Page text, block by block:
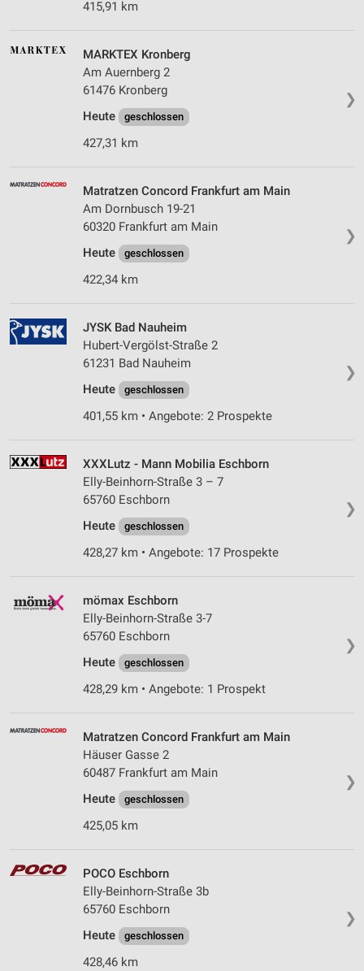
415,91 km
❯
MARKTEX Kronberg
Am Auernberg 2
61476 Kronberg
Heute
geschlossen
427,31 km
❯
Matratzen Concord Frankfurt am Main
Am Dornbusch 19-21
60320 Frankfurt am Main
Heute
geschlossen
422,34 km
❯
JYSK Bad Nauheim
Hubert-Vergölst-Straße 2
61231 Bad Nauheim
Heute
geschlossen
401,55 km • Angebote: 2 Prospekte
❯
XXXLutz - Mann Mobilia Eschborn
Elly-Beinhorn-Straße 3 – 7
65760 Eschborn
Heute
geschlossen
428,27 km • Angebote: 17 Prospekte
❯
mömax Eschborn
Elly-Beinhorn-Straße 3-7
65760 Eschborn
Heute
geschlossen
428,29 km • Angebote: 1 Prospekt
❯
Matratzen Concord Frankfurt am Main
Häuser Gasse 2
60487 Frankfurt am Main
Heute
geschlossen
425,05 km
❯
POCO Eschborn
Elly-Beinhorn-Straße 3b
65760 Eschborn
Heute
geschlossen
428,46 km